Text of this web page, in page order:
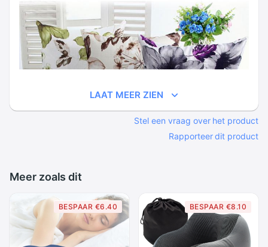
LAAT MEER ZIEN
Stel een vraag over het product
Rapporteer dit product
Meer zoals dit
BESPAAR €6.40 BESPAAR €8.10